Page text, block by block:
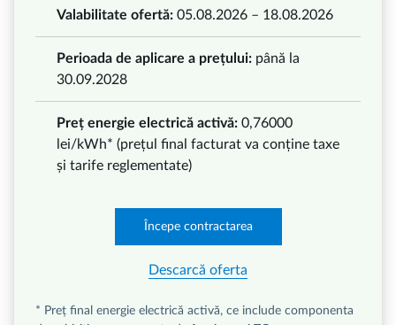
Valabilitate ofertă: 05.08.2026 – 18.08.2026
Perioada de aplicare a prețului: până la
30.09.2028
Preț energie electrică activă: 0,76000
lei/kWh* (prețul final facturat va conține taxe
și tarife reglementate)
Începe contractarea
Descarcă oferta
* Preț final energie electrică activă, ce include componenta